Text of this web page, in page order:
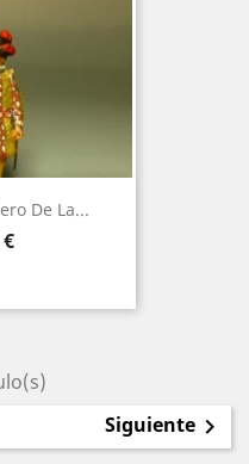
De La...
Siguiente 